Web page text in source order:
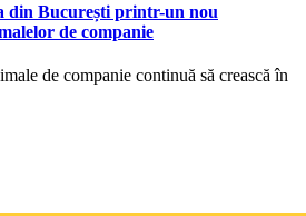
din București printr-un nou
de companie
de companie continuă să crească în